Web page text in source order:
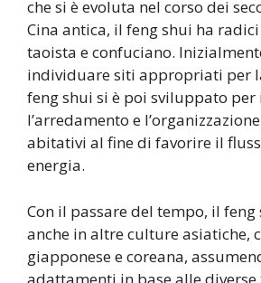
che si è evoluta nel corso dei
Cina antica, il feng shui ha
taoista e confuciano.
individuare siti appropriati per
feng shui si è poi sviluppato
l’arredamento e
abitativi al fine di favorire il
energia.
Con il passare del tempo, il
anche in altre culture asiatiche,
giapponese e coreana,
adattamenti in base alle